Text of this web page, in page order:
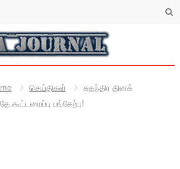
செய்திகள்
சுதந்திர தினக்
பங்கேற்பு!